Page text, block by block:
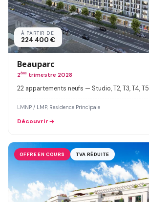
À PARTIR DE
224 400 €
Beauparc
2ème trimestre 2028
22 appartements neufs — Studio, T2, T3, T4, T5
LMNP / LMP, Residence Principale
Découvrir
OFFRE EN COURS TVA RÉDUITE